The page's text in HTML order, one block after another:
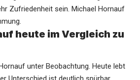
Zufriedenheit sein. Michael Hornauf
heute im Vergleich zu
unter Beobachtung. Heute lebt